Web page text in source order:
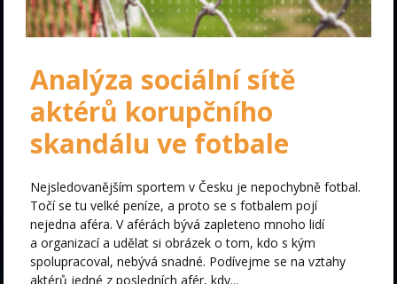
Analýza sociální sítě
aktérů korupčního
skandálu ve fotbale
Nejsledovanějším sportem v Česku je nepochybně fotbal.
Točí se tu velké peníze, a proto se s fotbalem pojí
nejedna aféra. V aférách bývá zapleteno mnoho lidí
a organizací a udělat si obrázek o tom, kdo s kým
spolupracoval, nebývá snadné. Podívejme se na vztahy
aktérů jedné z posledních afér, kdy...